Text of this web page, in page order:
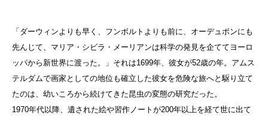
「ダーウィンよりも早く、フンボルトよりも前に、オーデュボンにも
先んじて、マリア・シビラ・メーリアンは科学の発見を企ててヨーロ
ッパから新世界に渡った。」それは1699年、彼女が52歳の年。アムス
テルダムで画家としての地位も確立した彼女を危険な旅へと駆り立て
たのは、幼いころから続けてきた昆虫の変態の研究だった。
1970年代以降、遺された絵や習作ノートが200年以上を経て世に出て